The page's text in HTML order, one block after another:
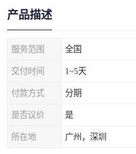
产品描述
服务范围 全国
交付时间 1~5天
付款方式 分期
是否议价 是
所在地 广州，深圳